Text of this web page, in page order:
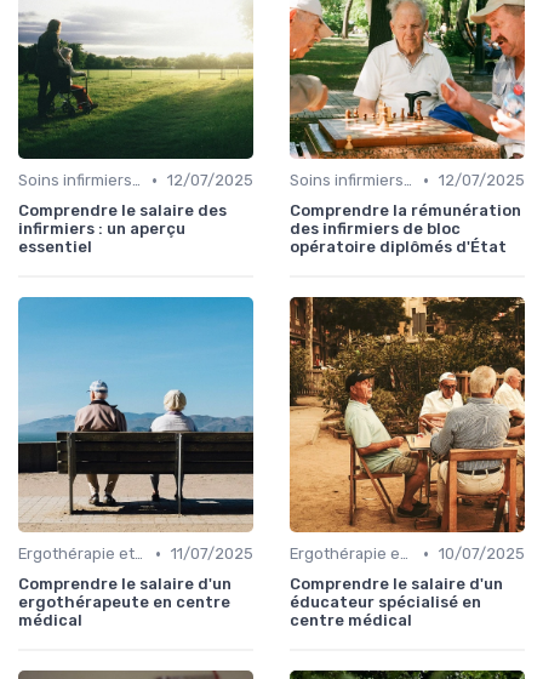
Soins infirmiers à domicile • 12/07/2025
Comprendre le salaire des
infirmiers : un aperçu
essentiel
Soins infirmiers à domicile • 12/07/2025
Comprendre la rémunération
des infirmiers de bloc
opératoire diplômés d'État
Ergothérapie et rééducation • 11/07/2025
Comprendre le salaire d'un
ergothérapeute en centre
médical
Ergothérapie et rééducation • 10/07/2025
Comprendre le salaire d'un
éducateur spécialisé en
centre médical